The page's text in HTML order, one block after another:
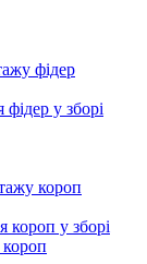
фідер
у зборі
короп
у зборі